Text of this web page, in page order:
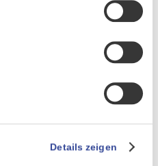
Details zeigen